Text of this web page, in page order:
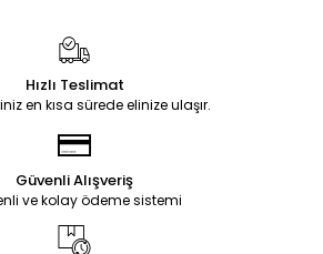
Hızlı Teslimat
en kısa sürede elinize ulaşır.
Güvenli Alışveriş
ve kolay ödeme sistemi